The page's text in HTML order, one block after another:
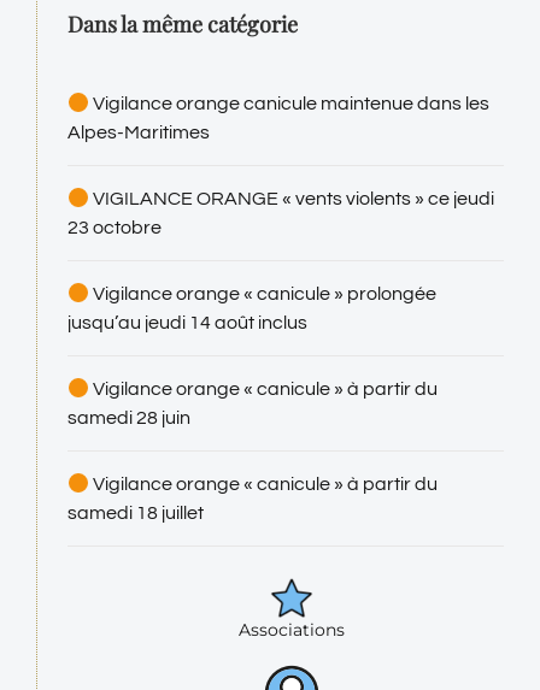
Dans la même catégorie
Vigilance orange canicule maintenue dans les
Alpes-Maritimes
VIGILANCE ORANGE « vents violents » ce jeudi
23 octobre
Vigilance orange « canicule » prolongée
jusqu’au jeudi 14 août inclus
Vigilance orange « canicule » à partir du
samedi 28 juin
Vigilance orange « canicule » à partir du
samedi 18 juillet
Associations